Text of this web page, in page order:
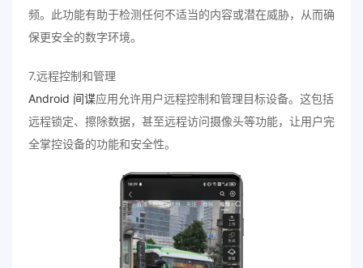
频。此功能有助于检测任何不适当的内容或潜在威胁，从而确
保更安全的数字环境。
7.远程控制和管理
Android 间谍应用允许用户远程控制和管理目标设备。这包括
远程锁定、擦除数据，甚至远程访问摄像头等功能，让用户完
全掌控设备的功能和安全性。